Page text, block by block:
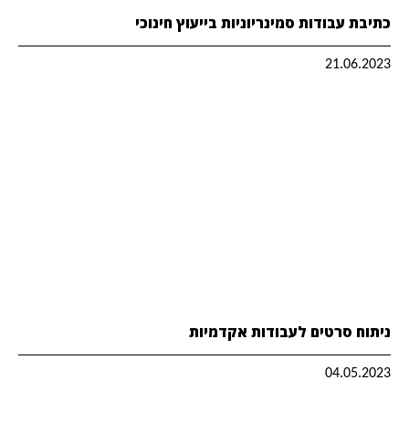
כתיבת עבודות סמינריוניות בייעוץ חינוכי
21.06.2023
ניתוח סרטים לעבודות אקדמיות
04.05.2023